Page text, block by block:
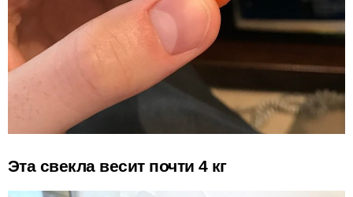
Эта свекла весит почти 4 кг